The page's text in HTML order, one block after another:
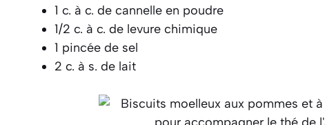
1 c. à c. de cannelle en poudre
1/2 c. à c. de levure chimique
1 pincée de sel
2 c. à s. de lait